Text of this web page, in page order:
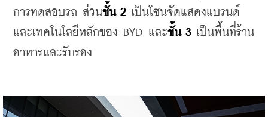
การทดสอบรถ ส่วนชั้น 2 เป็นโซนจัดแสดงแบรนด์
และเทคโนโลยีหลักของ BYD และชั้น 3 เป็นพื้นที่ร้าน
อาหารและรับรอง